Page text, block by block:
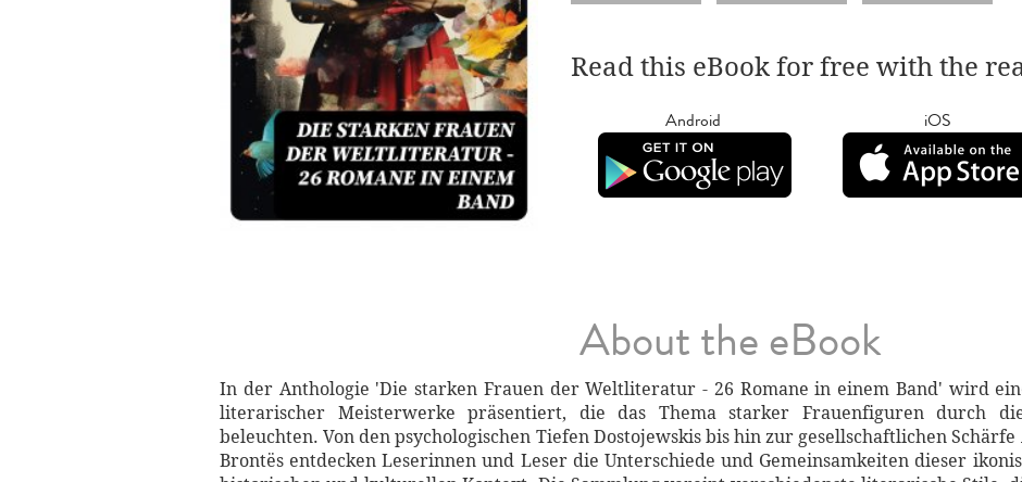
Read this eBook for free with the
Android iOS
About the eBook
In der Anthologie 'Die starken Frauen der Weltliteratur - 26 Romane in einem Band' wird
literarischer Meisterwerke präsentiert, die das Thema starker Frauenfiguren durch
beleuchten. Von den psychologischen Tiefen Dostojewskis bis hin zur gesellschaftlichen
Brontës entdecken Leserinnen und Leser die Unterschiede und Gemeinsamkeiten dieser